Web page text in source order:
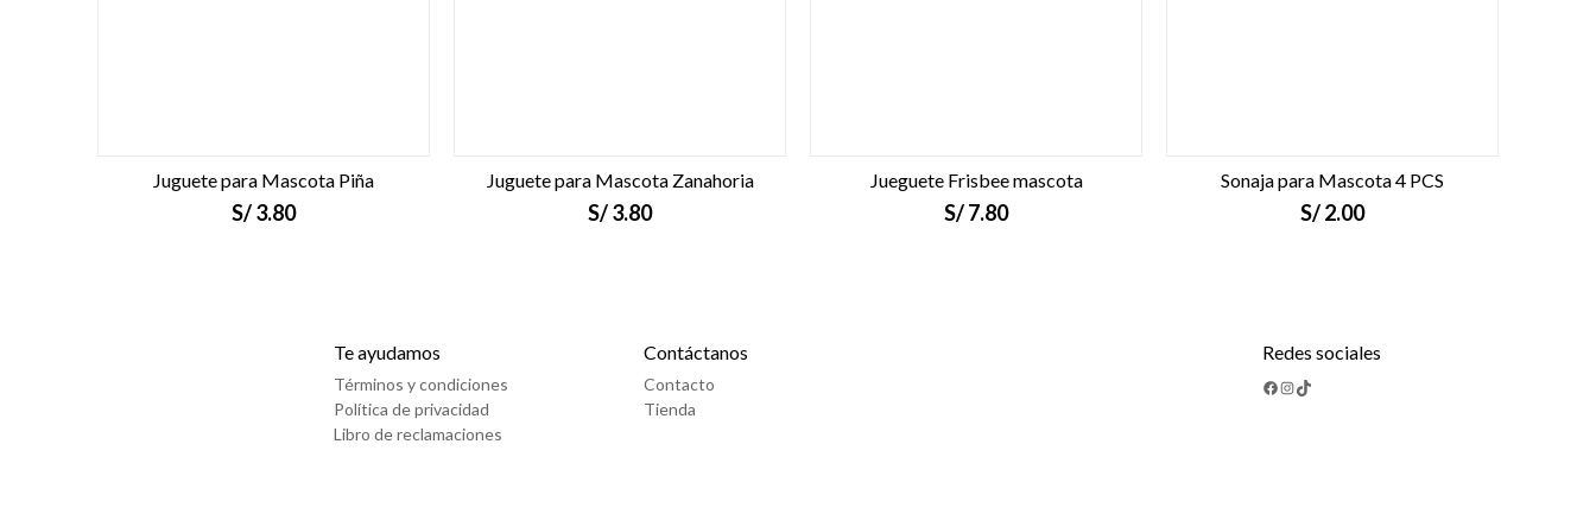
Juguete para Mascota Piña
S/3.80
Juguete para Mascota Zanahoria
S/3.80
Jueguete Frisbee mascota
S/7.80
Sonaja para Mascota 4 PCS
S/2.00
Te ayudamos
Términos y condiciones
Política de privacidad
Libro de reclamaciones
Contáctanos
Contacto
Tienda
Redes sociales
Facebook Instagram TikTok